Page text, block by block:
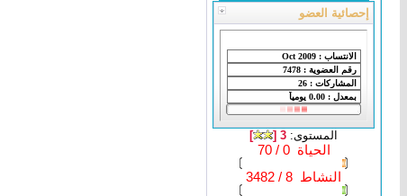
إحصائية العضو
المستوى: 3 [
]
الحياة 0 / 70
النشاط 8 / 3482